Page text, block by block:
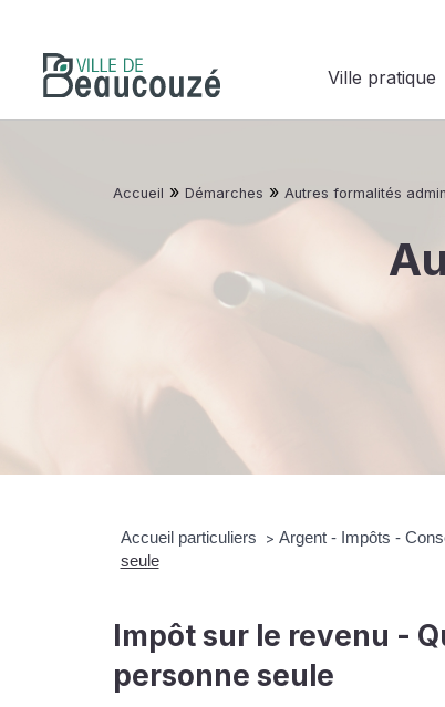
Ville pratique
Accueil » Démarches » Autres formalités
Accueil particuliers > Argent - Impôts -
seule
Impôt sur le revenu -
personne seule